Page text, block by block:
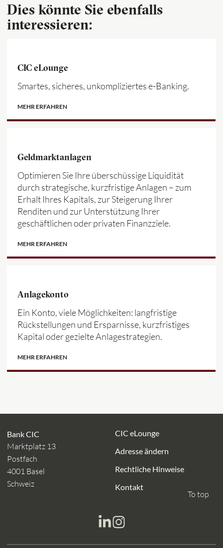
Dies könnte Sie ebenfalls
interessieren:
CIC eLounge
Smartes, sicheres, unkompliziertes e-Banking.
MEHR ERFAHREN
Geldmarktanlagen
Optimieren Sie Ihre überschüssige Liquidität
durch strategische, kurzfristige Anlagen – zum
Erhalt Ihres Kapitals, zur Steigerung Ihrer
Renditen und zur Unterstützung Ihrer
geschäftlichen oder privaten Finanzziele.
MEHR ERFAHREN
Anlagekonto
Ein Konto, viele Möglichkeiten: langfristige
Rückstellungen und Ersparnisse, kurzfristiges
Kapital oder gezielte Anlagestrategien.
MEHR ERFAHREN
Bank CIC
Marktplatz 13
Postfach
4001 Basel
Schweiz
CIC eLounge
Adresse ändern
Rechtliche Hinweise
Kontakt
To top